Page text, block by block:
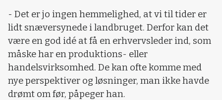
- Det er jo ingen hemmelighed, at vi til tider er
lidt snæversynede i landbruget. Derfor kan det
være en god idé at få en erhvervsleder ind, som
måske har en produktions- eller
handelsvirksomhed. De kan ofte komme med
nye perspektiver og løsninger, man ikke havde
drømt om før, påpeger han.